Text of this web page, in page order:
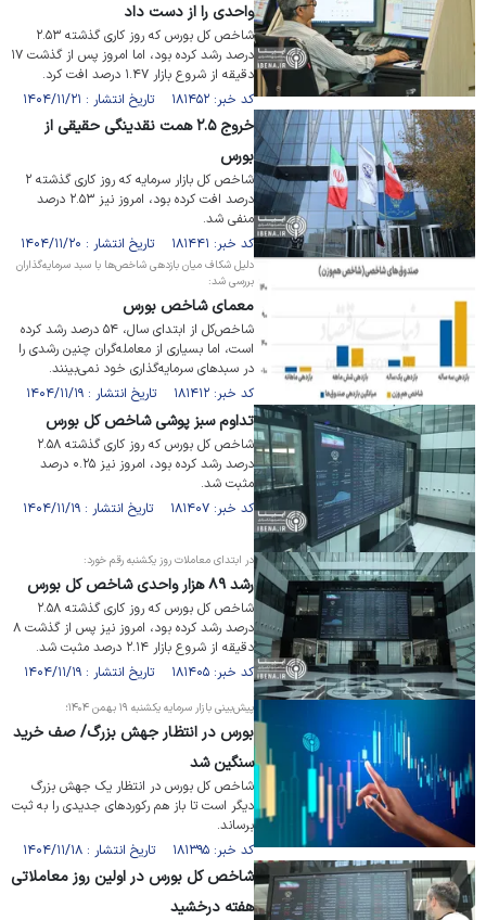
واحدی را از دست داد
شاخص کل بورس که روز کاری گذشته ۲.۵۳
درصد رشد کرده بود، اما امروز پس از گذشت ۱۷
دقیقه از شروع بازار ۱.۴۷ درصد افت کرد.
کد خبر: ۱۸۱۴۵۲ تاریخ انتشار : ۱۴۰۴/۱۱/۲۱
خروج ۲.۵ همت نقدینگی حقیقی از
بورس
شاخص کل بازار سرمایه که روز کاری گذشته ۲
درصد افت کرده بود، امروز نیز ۲.۵۳ درصد
منفی شد.
کد خبر: ۱۸۱۴۴۱ تاریخ انتشار : ۱۴۰۴/۱۱/۲۰
دلیل شکاف میان بازدهی شاخص‌ها با سبد سرمایه‌گذاران
بررسی شد:
معمای شاخص بورس
شاخص‌کل از ابتدای سال، ۵۴ درصد رشد کرده
است، اما بسیاری از معامله‌گران چنین رشدی را
در سبد‌های سرمایه‌گذاری خود نمی‌بینند.
کد خبر: ۱۸۱۴۱۲ تاریخ انتشار : ۱۴۰۴/۱۱/۱۹
تداوم سبز پوشی شاخص کل بورس
شاخص کل بورس که روز کاری گذشته ۲.۵۸
درصد رشد کرده بود، امروز نیز ۰.۲۵ درصد
مثبت شد.
کد خبر: ۱۸۱۴۰۷ تاریخ انتشار : ۱۴۰۴/۱۱/۱۹
در ابتدای معاملات روز یکشنبه رقم خورد:
رشد ۸۹ هزار واحدی شاخص کل بورس
شاخص کل بورس که روز کاری گذشته ۲.۵۸
درصد رشد کرده بود، امروز نیز پس از گذشت ۸
دقیقه از شروع بازار ۲.۱۴ درصد مثبت شد.
کد خبر: ۱۸۱۴۰۵ تاریخ انتشار : ۱۴۰۴/۱۱/۱۹
پیش‌بینی بازار سرمایه یکشنبه ۱۹ بهمن ۱۴۰۴؛
بورس در انتظار جهش بزرگ/ صف خرید
سنگین شد
شاخص کل بورس در انتظار یک جهش بزرگ
دیگر است تا باز هم رکورد‌های جدیدی را به ثبت
برساند.
کد خبر: ۱۸۱۳۹۵ تاریخ انتشار : ۱۴۰۴/۱۱/۱۸
شاخص کل بورس در اولین روز معاملاتی
هفته درخشید